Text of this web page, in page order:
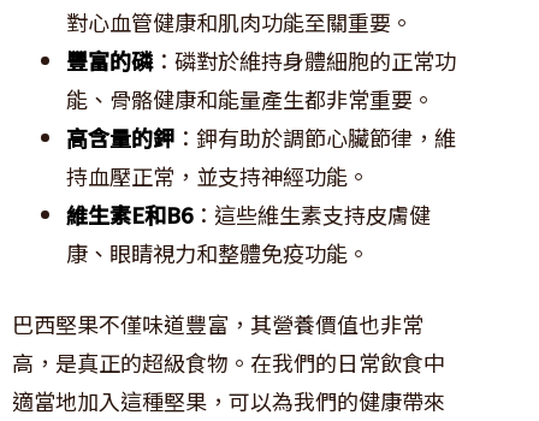
對心血管健康和肌肉功能至關重要。
豐富的磷：磷對於維持身體細胞的正常功
能、骨骼健康和能量產生都非常重要。
高含量的鉀 ：鉀有助於調節心臟節律，維
持血壓正常，並支持神經功能。
維生素E和B6：這些維生素支持皮膚健
康、眼睛視力和整體免疫功能。
巴西堅果不僅味道豐富，其營養價值也非常
高，是真正的超級食物。在我們的日常飲食中
適當地加入這種堅果，可以為我們的健康帶來